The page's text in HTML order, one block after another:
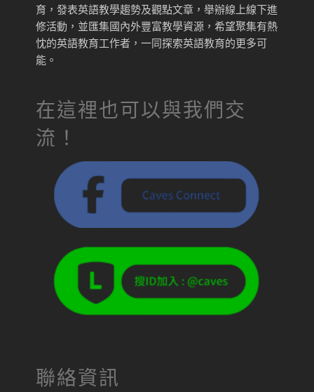
育，發表英語教學趨勢及觀點文章，舉辦線上線下進
修活動，並匯集國內外豐富教學資源，希望聚集有熱
忱的英語教育工作者，一同探索英語教育的更多可
能。
在這裡也可以與我們交
流！
聯絡資訊